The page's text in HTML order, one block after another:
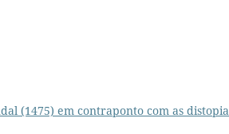
(1475) em contraponto com as